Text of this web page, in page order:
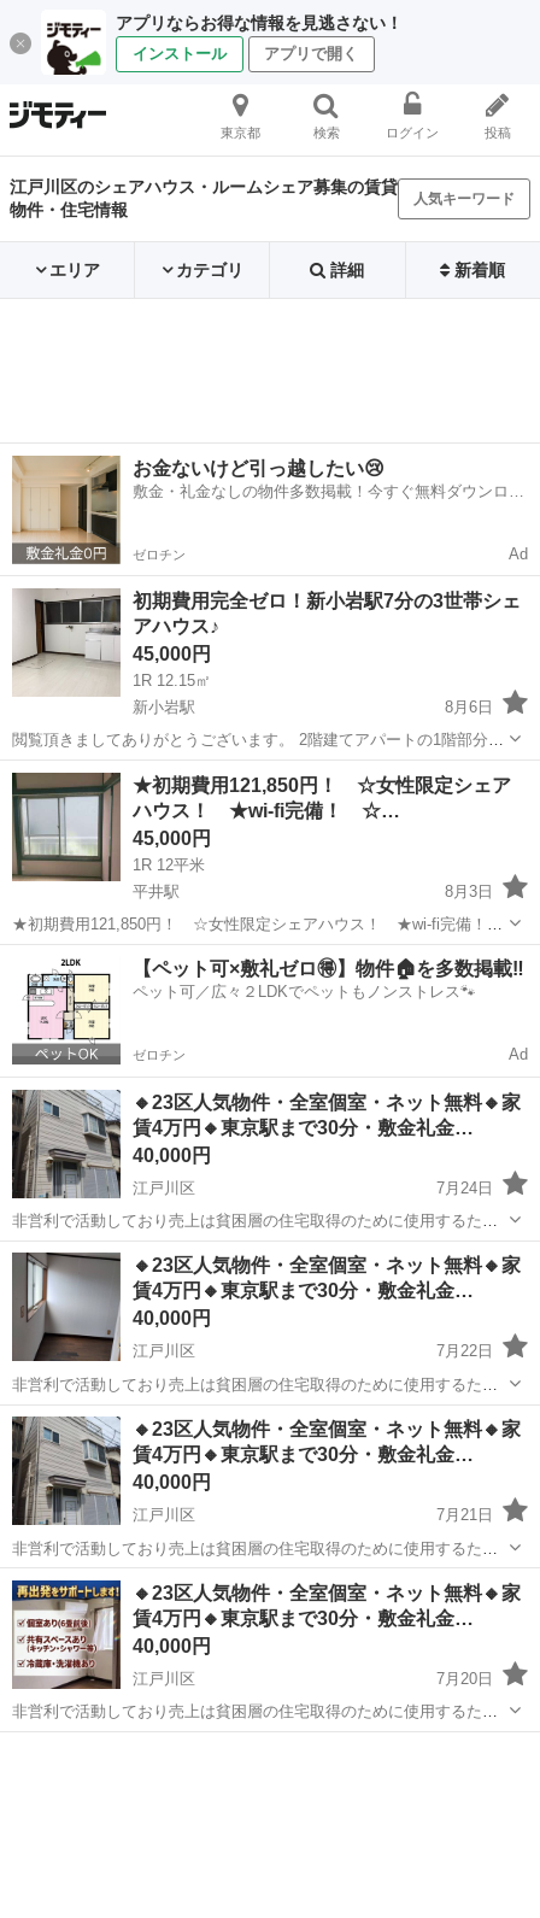
アプリならお得な情報を見逃さない！
インストール アプリで開く
東京都 検索 ログイン 投稿
江戸川区のシェアハウス・ルームシェア募集の賃貸
物件・住宅情報
人気キーワード
エリア カテゴリ 詳細 新着順
お金ないけど引っ越したい😢
敷金・礼金なしの物件多数掲載！今すぐ無料ダウンロー
ゼロチン Ad
初期費用完全ゼロ！新小岩駅7分の3世帯シェ
アハウス♪
45,000円
1R 12.15㎡
新小岩駅
8月6日
閲覧頂きましてありがとうございます。 2階建てアパートの1階部分を
シェアハウスに改装しました♪ 大家が直接お貸ししますので余計な費
用は掛かりません。 光熱費も、モチロン込みこみです！ ご連絡、お待
ちしてま...
東京 江戸川区 新小岩駅 シェアハウス 家賃
★初期費用121,850円！ ☆女性限定シェア
ハウス！ ★wi-fi完備！ ☆…
45,000円
1R 12平米
平井駅
8月3日
★初期費用121,850円！ ☆女性限定シェアハウス！ ★wi-fi完備！
☆光熱費込！ ★定期借家 ☆1階に共用シャワー、台所あり
公式ライン [24時間送信可能]👉【https://line.me/t...
江戸川区 平井駅 シェアハウス 初期
【ペット可×敷礼ゼロ🉐】物件🏠を多数掲載‼️
ペット可／広々２LDKでペットもノンストレス🐾
ゼロチン Ad
🔸23区人気物件・全室個室・ネット無料🔸家
賃4万円🔸東京駅まで30分・敷金礼金…
40,000円
江戸川区
7月24日
非営利で活動しており売上は貧困層の住宅取得のために使用するた
め、地域最安値を目指して価格設定をしています。 ※こちらの物件
のお問い合わせはジモティーのメッセージではなく公式LINEからお願
い致します。 📩問い合わ...
東京 江戸川区 シェアハウス 物件
🔸23区人気物件・全室個室・ネット無料🔸家
賃4万円🔸東京駅まで30分・敷金礼金…
40,000円
江戸川区
7月22日
非営利で活動しており売上は貧困層の住宅取得のために使用するた
め、地域最安値を目指して価格設定をしています。 ※こちらの物件
のお問い合わせはジモティーのメッセージではなく公式LINEからお願
い致します。 📩問い合わ...
東京 江戸川区 シェアハウス 物件
🔸23区人気物件・全室個室・ネット無料🔸家
賃4万円🔸東京駅まで30分・敷金礼金…
40,000円
江戸川区
7月21日
非営利で活動しており売上は貧困層の住宅取得のために使用するた
め、地域最安値を目指して価格設定をしています。 ※こちらの物件
のお問い合わせはジモティーのメッセージではなく公式LINEからお願
い致します。 📩問い合わせ...
東京 江戸川区 シェアハウス 物件
🔸23区人気物件・全室個室・ネット無料🔸家
賃4万円🔸東京駅まで30分・敷金礼金…
40,000円
江戸川区
7月20日
非営利で活動しており売上は貧困層の住宅取得のために使用するた
め、地域最安値を目指して価格設定をしています。 こちらの物件の